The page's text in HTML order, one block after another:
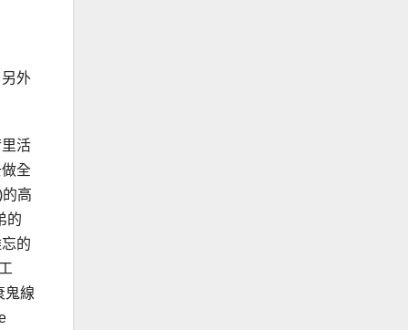
外
活
全
高
的
的
鬼線